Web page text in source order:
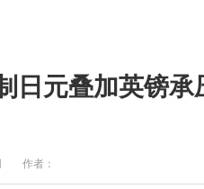
日元叠加英镑
作者：